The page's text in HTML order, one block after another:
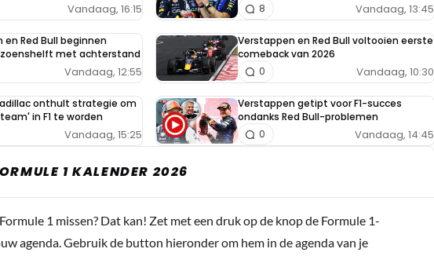
Vandaag, 16:15 Vandaag, 13:45
8
en Red Bull beginnen
met achterstand
Vandaag, 12:55
Verstappen en Red Bull voltooien eerste
comeback van 2026
Vandaag, 10:30
0
onthult strategie om
in F1 te worden
Vandaag, 15:25
Verstappen getipt voor F1-succes
ondanks Red Bull-problemen
Vandaag, 14:45
0
1 KALENDER 2026
1 missen? Dat kan! Zet met een druk op de knop de Formule 1-
agenda. Gebruik de button hieronder om hem in de agenda van je